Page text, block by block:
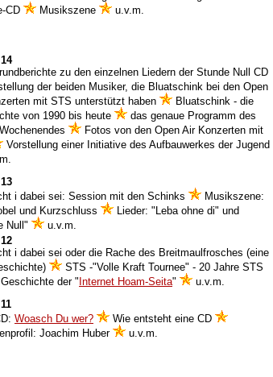
CD
Musikszene u.v.m.
zu den einzelnen Liedern der Stunde Null CD
der beiden Musiker, die Bluatschink bei den Open
mit STS unterstützt haben
Bluatschink - die
von 1990 bis heute
das genaue Programm des
Fotos von den Open Air Konzerten mit
Vorstellung einer Initiative des Aufbauwerkes der Jugend
i dabei sei: Session mit den Schinks
Musikszene:
und Kurzschluss
Lieder: "Leba ohne di" und
Null"
u.v.m.
i dabei sei oder die Rache des Breitmaulfrosches (eine
STS -"Volle Kraft Tournee" - 20 Jahre STS
der "Internet Hoam-Seita"
u.v.m.
Woasch Du wer?
Wie entsteht eine CD
Joachim Huber
u.v.m.